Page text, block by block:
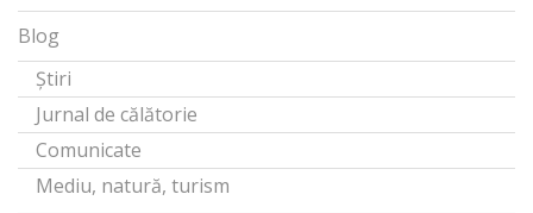
Blog
Știri
Jurnal de călătorie
Comunicate
Mediu, natură, turism